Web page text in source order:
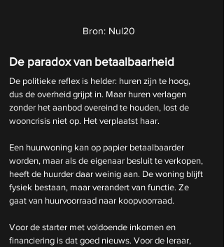
Bron: Nul20
De paradox van betaalbaarheid
De politieke reflex is helder: huren zijn te hoog,
dus de overheid grijpt in. Maar huren verlagen
zonder het aanbod overeind te houden, lost de
wooncrisis niet op. Het verplaatst haar.
Een huurwoning kan op papier betaalbaarder
worden, maar als de eigenaar besluit te verkopen,
heeft de huurder daar weinig aan. De woning blijft
fysiek bestaan, maar verandert van functie. Ze
gaat van huurvoorraad naar koopvoorraad.
Voor de starter met voldoende inkomen en
financiering is dat goed nieuws. Voor de leraar,